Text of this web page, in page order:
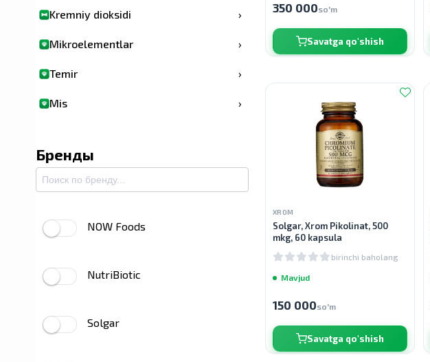
Kremniy dioksidi ›
Mikroelementlar ›
Temir ›
Mis ›
Yod
Oziqlantiruvchi qo'shimchalar ›
Erkaklar salomatligi
Multivitaminlar
Бренды
NOW Foods
NutriBiotic
Solgar
350 000so'm
Savatga qo'shish
XROM
Solgar, Xrom Pikolinat, 500
mkg, 60 kapsula
birinchi baholang
Mavjud
150 000so'm
Savatga qo'shish